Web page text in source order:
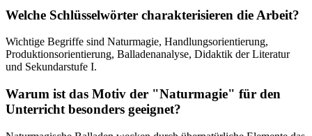
Welche Schlüsselwörter charakterisieren die Arbeit?
Wichtige Begriffe sind Naturmagie, Handlungsorientierung,
Produktionsorientierung, Balladenanalyse, Didaktik der Literatur
und Sekundarstufe I.
Warum ist das Motiv der "Naturmagie" für den
Unterricht besonders geeignet?